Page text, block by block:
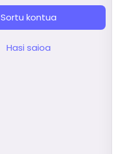
Sortu kontua
Hasi saioa